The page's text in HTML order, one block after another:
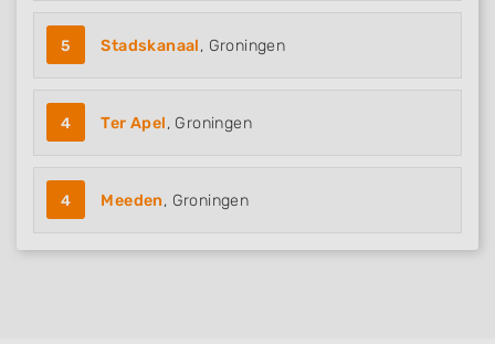
5 Stadskanaal, Groningen
4 Ter Apel, Groningen
4 Meeden, Groningen